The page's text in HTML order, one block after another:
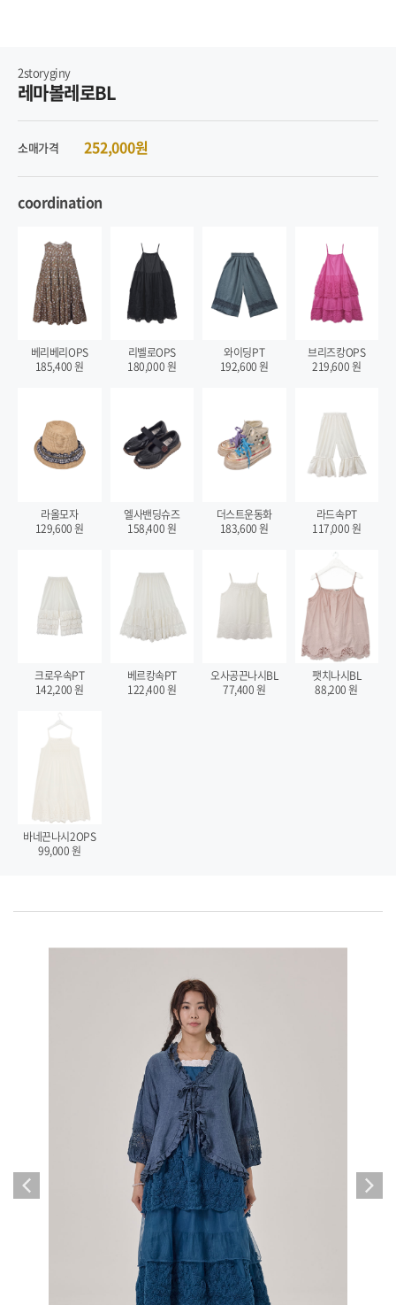
2storyginy
레마볼레로BL
소매가격 252,000원
coordination
베리베리OPS
185,400원
리벨로OPS
180,000원
와이딩PT
192,600원
브리즈캉OPS
219,600원
라올모자
129,600원
엘사밴딩슈즈
158,400원
더스트운동화
183,600원
라드속PT
117,000원
크로우속PT
142,200원
베르캉속PT
122,400원
오사공끈나시BL
77,400원
팻치나시BL
88,200원
바네끈나시2OPS
99,000원